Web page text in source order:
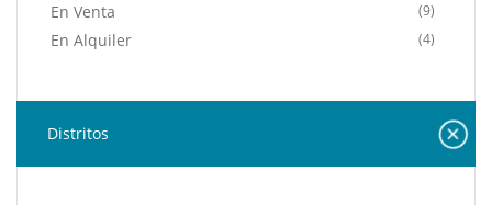
En Venta (9)
En Alquiler (4)
Distritos